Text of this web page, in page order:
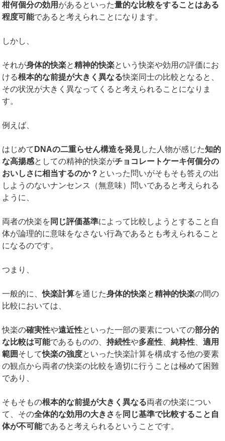
柑何個分の効用 があるといった量的な比較をすることはある
程度可能であると考えられことになります。
しかし、
それが身体的快楽と精神的快楽という快楽や効用の評価にお
ける根本的な前提が大きく異なる快楽同士の比較となると、
その状況が大きく異なってくると考えられることになりま
す。
例えば、
はじめて DNAの二重らせん構造を発見した人物が感じた知的
な高揚感としての精神的快楽がチョコレートケーキ何個分の
おいしさに相当するのか？ といった問いがそもそも答えの出
しようのないナンセンス（無意味）問いであると考えられる
ように、
両者の快楽を 同じ評価基準によって比較しようとすること自
体が論理的に意味をなさない行為であるとも考えられること
になるのです。
つまり、
一般的に、快楽計算を通じた身体的快楽と精神的快楽の間の
比較においては、
快楽の確実性や遠近性といった一部の要素についての部分的
な比較は可能であるものの、持続性や多産性、純粋性、適用
範囲そして快楽の強度といった快楽計算を構成する他の要素
の観点から両者の快楽の比較を適切に行うことは極めて困難
であり、
そもそもの根本的な前提が大きく異なる両者の快楽につい
て、その全体的な効用の大きさ を 同じ基準で比較すること自
体が不可能であると考えられるということです。